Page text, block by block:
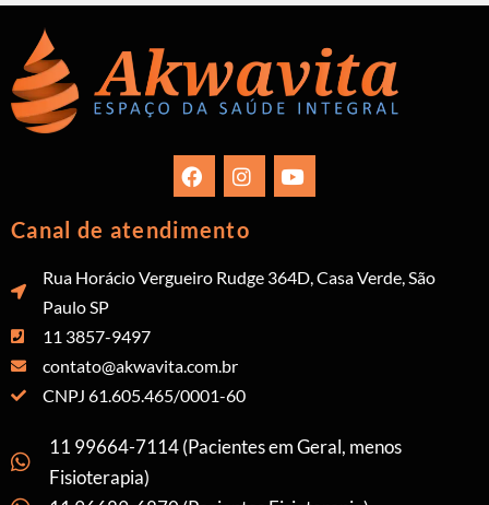
Canal de atendimento
Rua Horácio Vergueiro Rudge 364D, Casa Verde, São
Paulo SP
11 3857-9497
contato@akwavita.com.br
CNPJ 61.605.465/0001-60
11 99664-7114 (Pacientes em Geral, menos
Fisioterapia)